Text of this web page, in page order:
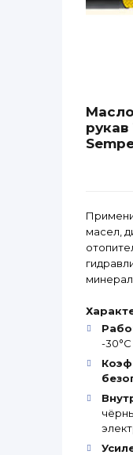
рукав
масел,
-30°С